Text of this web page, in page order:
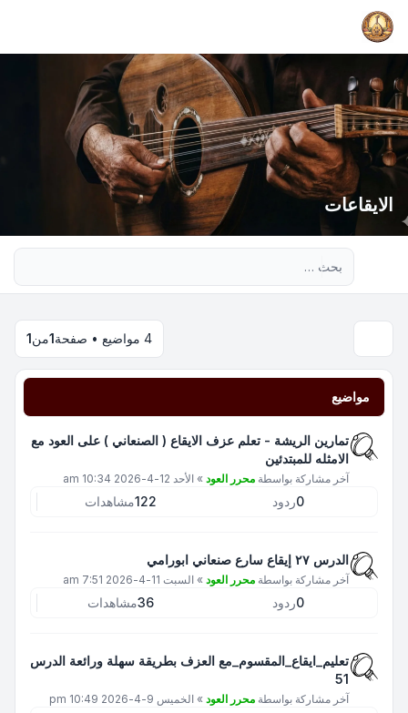
الايقاعات
4 مواضيع • صفحة 1من1
مواضيع
تمارين الريشة - تعلم عزف الايقاع ( الصنعاني ) على العود مع
الامثله للمبتدئين
آخر مشاركة بواسطة محرر العود » الأحد 12-4-2026 10:34 am
0ردود 122مشاهدات
الدرس ٢٧ إيقاع سارع صنعاني ابورامي
آخر مشاركة بواسطة محرر العود » السبت 11-4-2026 7:51 am
0ردود 36مشاهدات
تعليم_ايقاع_المقسوم_مع العزف بطريقة سهلة ورائعة الدرس
51
آخر مشاركة بواسطة محرر العود » الخميس 9-4-2026 10:49 pm